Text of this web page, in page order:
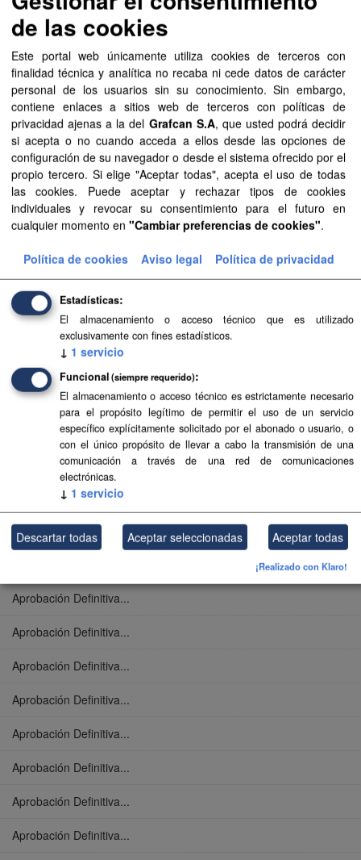
Aprobación Definitiva...
Aprobación Definitiva...
Aprobación Definitiva...
Aprobación Definitiva...
Aprobación Definitiva...
Aprobación Definitiva...
Aprobación Definitiva...
Aprobación Definitiva...
Aprobación Definitiva...
Aprobación Definitiva...
Aprobación Definitiva...
Aprobación Definitiva...
Aprobación Definitiva...
Aprobación Definitiva...
Aprobación Definitiva...
Aprobación Definitiva...
Aprobación Definitiva...
Aprobación Definitiva...
Aprobación Definitiva...
Aprobación Definitiva...
Aprobación Definitiva...
Aprobación Definitiva...
Aprobación Definitiva...
Aprobación Definitiva...
de las cookies
Este portal web únicamente utiliza cookies de terceros con
finalidad técnica y analítica no recaba ni cede datos de carácter
personal de los usuarios sin su conocimiento. Sin embargo,
contiene enlaces a sitios web de terceros con políticas de
privacidad ajenas a la del Grafcan S.A, que usted podrá decidir
si acepta o no cuando acceda a ellos desde las opciones de
configuración de su navegador o desde el sistema ofrecido por el
propio tercero. Si elige "Aceptar todas", acepta el uso de todas
las cookies. Puede aceptar y rechazar tipos de cookies
individuales y revocar su consentimiento para el futuro en
cualquier momento en "Cambiar preferencias de cookies".
Política de cookies Aviso legal Política de privacidad
Estadísticas
El almacenamiento o acceso técnico que es utilizado
exclusivamente con fines estadísticos.
↓ 1 servicio
Funcional (siempre requerido)
El almacenamiento o acceso técnico es estrictamente necesario
para el propósito legítimo de permitir el uso de un servicio
específico explícitamente solicitado por el abonado o usuario, o
con el único propósito de llevar a cabo la transmisión de una
comunicación a través de una red de comunicaciones
electrónicas.
↓ 1 servicio
Descartar todas Aceptar seleccionadas Aceptar todas
¡Realizado con Klaro!